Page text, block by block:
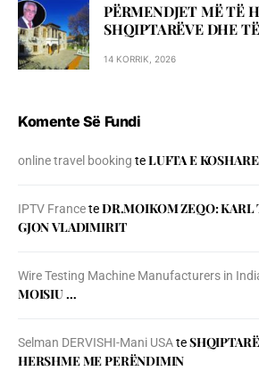
PËRMENDJET MË TË
SHQIPTARËVE DHE
14 KORRIK, 2026
Komente Së Fundi
online travel booking teLUFTA E
IPTV FranceteDR.MOIKOM ZEQO:
GJON VLADIMIRIT
Wire Testing Machine Manufacturers in
MOISIU …
Selman DERVISHI-Mani USAte
HERSHME ME PERËNDIMIN